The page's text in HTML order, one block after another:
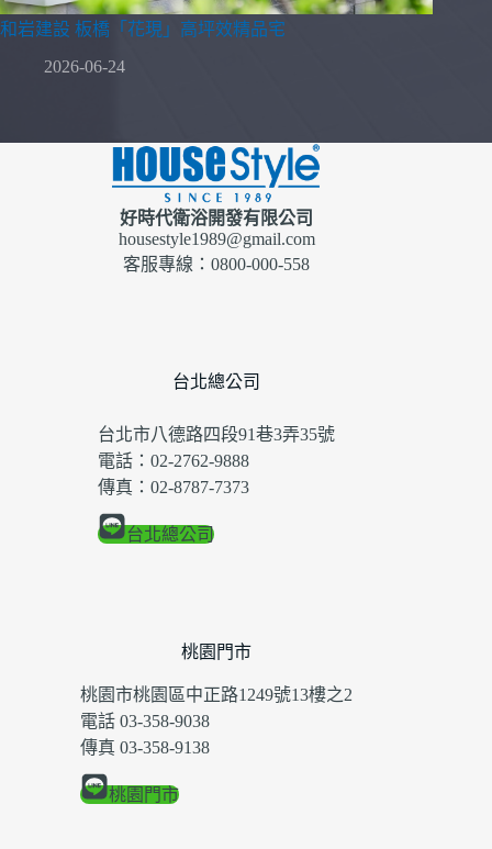
和岩建設 板橋「花現」高坪效精品宅
2026-06-24
好時代衛浴開發有限公司
housestyle1989@gmail.com
客服專線：0800-000-558
台北總公司
台北市八德路四段91巷3弄35號
電話：02-2762-9888
傳真：02-8787-7373
台北總公司
桃園門市
桃園市桃園區中正路1249號13樓之2
電話 03-358-9038
傳真 03-358-9138
桃園門市